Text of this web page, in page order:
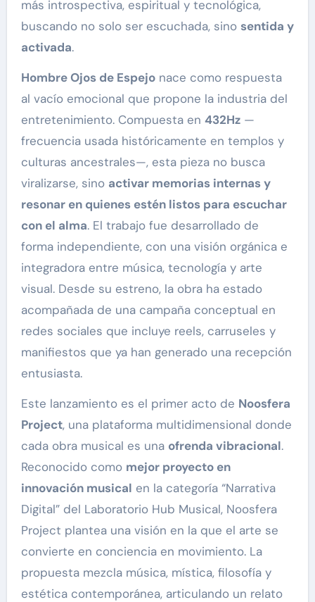
más introspectiva, espiritual y tecnológica,
buscando no solo ser escuchada, sino sentida y
activada.
Hombre Ojos de Espejonace como respuesta
al vacío emocional que propone la industria del
entretenimiento. Compuesta en 432Hz—
frecuencia usada históricamente en templos y
culturas ancestrales—, esta pieza no busca
viralizarse, sino activar memorias internas y
resonar en quienes estén listos para escuchar
con el alma. El trabajo fue desarrollado de
forma independiente, con una visión orgánica e
integradora entre música, tecnología y arte
visual. Desde su estreno, la obra ha estado
acompañada de una campaña conceptual en
redes sociales que incluye reels, carruseles y
manifiestos que ya han generado una recepción
entusiasta.
Este lanzamiento es el primer acto de Noosfera
Project, una plataforma multidimensional donde
cada obra musical es una ofrenda vibracional.
Reconocido como mejor proyecto en
innovación musical en la categoría “Narrativa
Digital” del Laboratorio Hub Musical, Noosfera
Project plantea una visión en la que el arte se
convierte en conciencia en movimiento. La
propuesta mezcla música, mística, filosofía y
estética contemporánea, articulando un relato